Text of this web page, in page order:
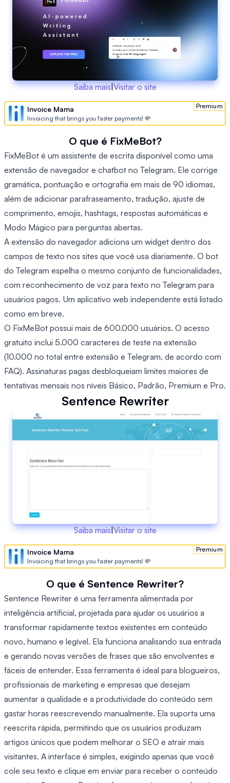
Saiba mais|Visitar o site
Premium
Invoice Mama
Invoicing that brings you faster payments! 💸
O que é FixMeBot?
FixMeBot é um assistente de escrita disponível como uma
extensão de navegador e chatbot no Telegram. Ele corrige
gramática, pontuação e ortografia em mais de 90 idiomas,
além de adicionar parafraseamento, tradução, ajuste de
comprimento, emojis, hashtags, respostas automáticas e
Modo Mágico para perguntas abertas.
A extensão do navegador adiciona um widget dentro dos
campos de texto nos sites que você usa diariamente. O bot
do Telegram espelha o mesmo conjunto de funcionalidades,
com reconhecimento de voz para texto no Telegram para
usuários pagos. Um aplicativo web independente está listado
como em breve.
O FixMeBot possui mais de 600.000 usuários. O acesso
gratuito inclui 5.000 caracteres de teste na extensão
(10.000 no total entre extensão e Telegram, de acordo com
FAQ). Assinaturas pagas desbloqueiam limites maiores de
tentativas mensais nos níveis Básico, Padrão, Premium e Pro.
Sentence Rewriter
Saiba mais|Visitar o site
Premium
Invoice Mama
Invoicing that brings you faster payments! 💸
O que é Sentence Rewriter?
Sentence Rewriter é uma ferramenta alimentada por
inteligência artificial, projetada para ajudar os usuários a
transformar rapidamente textos existentes em conteúdo
novo, humano e legível. Ela funciona analisando sua entrada
e gerando novas versões de frases que são envolventes e
fáceis de entender. Essa ferramenta é ideal para blogueiros,
profissionais de marketing e empresas que desejam
aumentar a qualidade e a produtividade do conteúdo sem
gastar horas reescrevendo manualmente. Ela suporta uma
reescrita rápida, permitindo que os usuários produzam
artigos únicos que podem melhorar o SEO e atrair mais
visitantes. A interface é simples, exigindo apenas que você
cole seu texto e clique em enviar para receber o conteúdo